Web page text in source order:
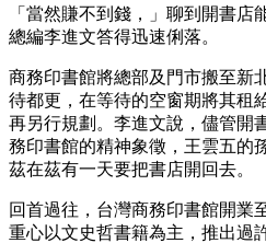
「當然賺不到錢，」聊到開書
總編李進文答得迅速俐落。
商務印書館將總部及門市搬至新
待都更，在等待的空窗期將其租
再另行規劃。李進文說，儘管開
務印書館的精神象徵，王雲五的
茲在茲有一天要把書店開回去。
回首過往，台灣商務印書館開業
重心以文史哲書籍為主，推出過